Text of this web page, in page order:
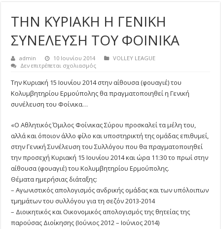
ΤΗΝ ΚΥΡΙΑΚΗ Η ΓΕΝΙΚΗ
ΣΥΝΕΛΕΥΣΗ ΤΟΥ ΦΟΙΝΙΚΑ
admin 10 Ιουνίου 2014
VOLLEY LEAGUE
Δεν επιτρέπεται σχολιασμόςστο
ΚΥΡΙΑΚΗ
Η
ΓΕΝΙΚΗ
Την Κυριακή 15 Ιουνίου 2014 στην αίθουσα (φουαγιέ) του
Κολυμβητηρίου Ερμούπολης θα πραγματοποιηθεί η Γενική
συνέλευση του Φοίνικα…
«Ο Αθλητικός Όμιλος Φοίνικας Σύρου προσκαλεί τα μέλη του,
αλλά και όποιον άλλο φίλο και υποστηρικτή της ομάδας επιθυμεί,
στην Γενική Συνέλευση του Συλλόγου που θα πραγματοποιηθεί
την προσεχή Κυριακή 15 Ιουνίου 2014 και ώρα 11:30 το πρωί στην
αίθουσα (φουαγιέ) του Κολυμβητηρίου Ερμούπολης.
Θέματα ημερήσιας διάταξης:
– Αγωνιστικός απολογισμός ανδρικής ομάδας και των υπόλοιπων
τμημάτων του συλλόγου για τη σεζόν 2013-2014
– Διοικητικός και Οικονομικός απολογισμός της θητείας της
παρούσας Διοίκησης (Ιούνιος 2012 – Ιούνιος 2014)